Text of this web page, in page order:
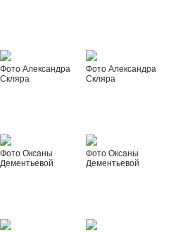
Фото Александра
Скляра
Фото Александра
Скляра
Фото Оксаны
Дементьевой
Фото Оксаны
Дементьевой